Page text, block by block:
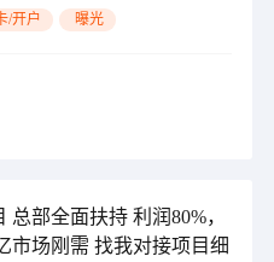
/开户 曝光
部全面扶持 利润80%，
市场刚需 找我对接项目细